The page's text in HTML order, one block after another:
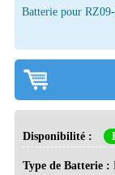
Batterie pour
Disponibilité :
Type de Batterie :